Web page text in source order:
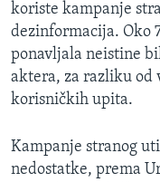
koriste kampanje
dezinformacija. Oko
ponavljala neistine
aktera, za razliku od
korisničkih upita.
Kampanje stranog
nedostatke, prema